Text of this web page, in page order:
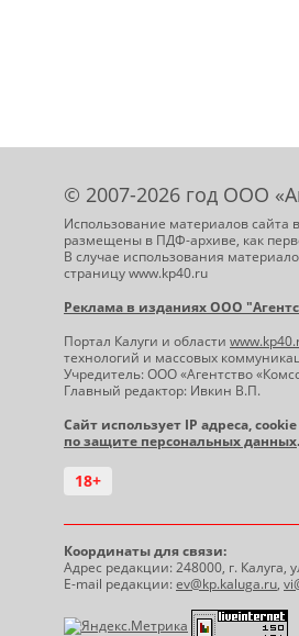
© 2007-2026 год ООО
Использование материалов сайта
размещены в ПДФ-архиве, как
В случае использования
страницу www.kp40.ru
Реклама в изданиях ООО
Портал Калуги и области
технологий и массовых
Учредитель: ООО «Агентство
Главный редактор: Ивкин В.П.
Сайт использует IP адреса,
по защите персональных данных.
18+
Координаты для связи:
Адрес редакции: 248000, г.
E-mail редакции:ev@kp.kaluga.ru,